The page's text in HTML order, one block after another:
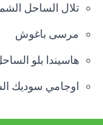
تلال الساحل
مرسى باغوش
هاسيندا بلو
اوجامي سوديك